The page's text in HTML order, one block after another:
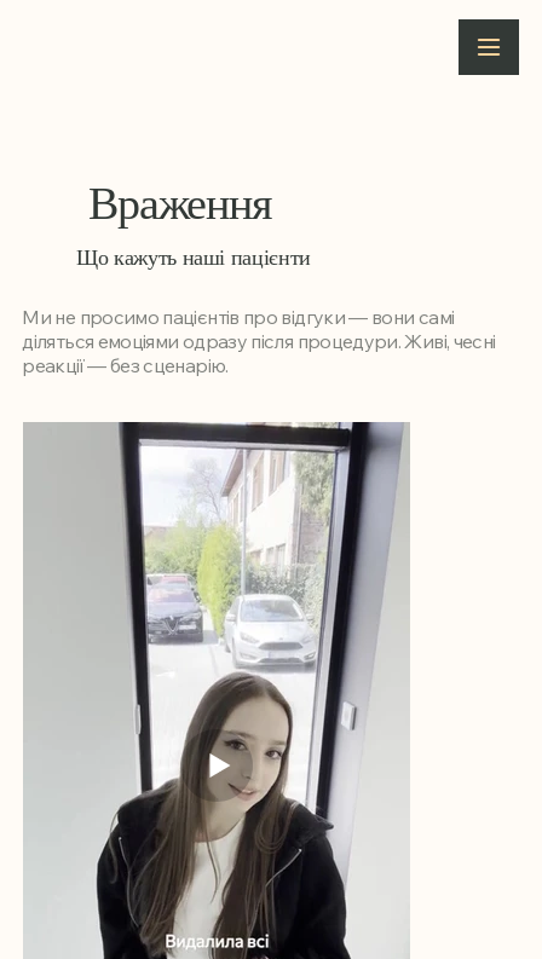
Враження
Що кажуть наші пацієнти
Ми не просимо пацієнтів про відгуки — вони самі
діляться емоціями одразу після процедури. Живі, чесні
реакції — без сценарію.